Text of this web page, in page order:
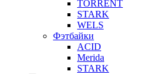
TORRENT
STARK
WELS
Фэтбайки
ACID
Merida
STARK